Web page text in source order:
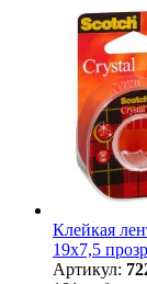
Клейкая
19х7,5
Артикул: